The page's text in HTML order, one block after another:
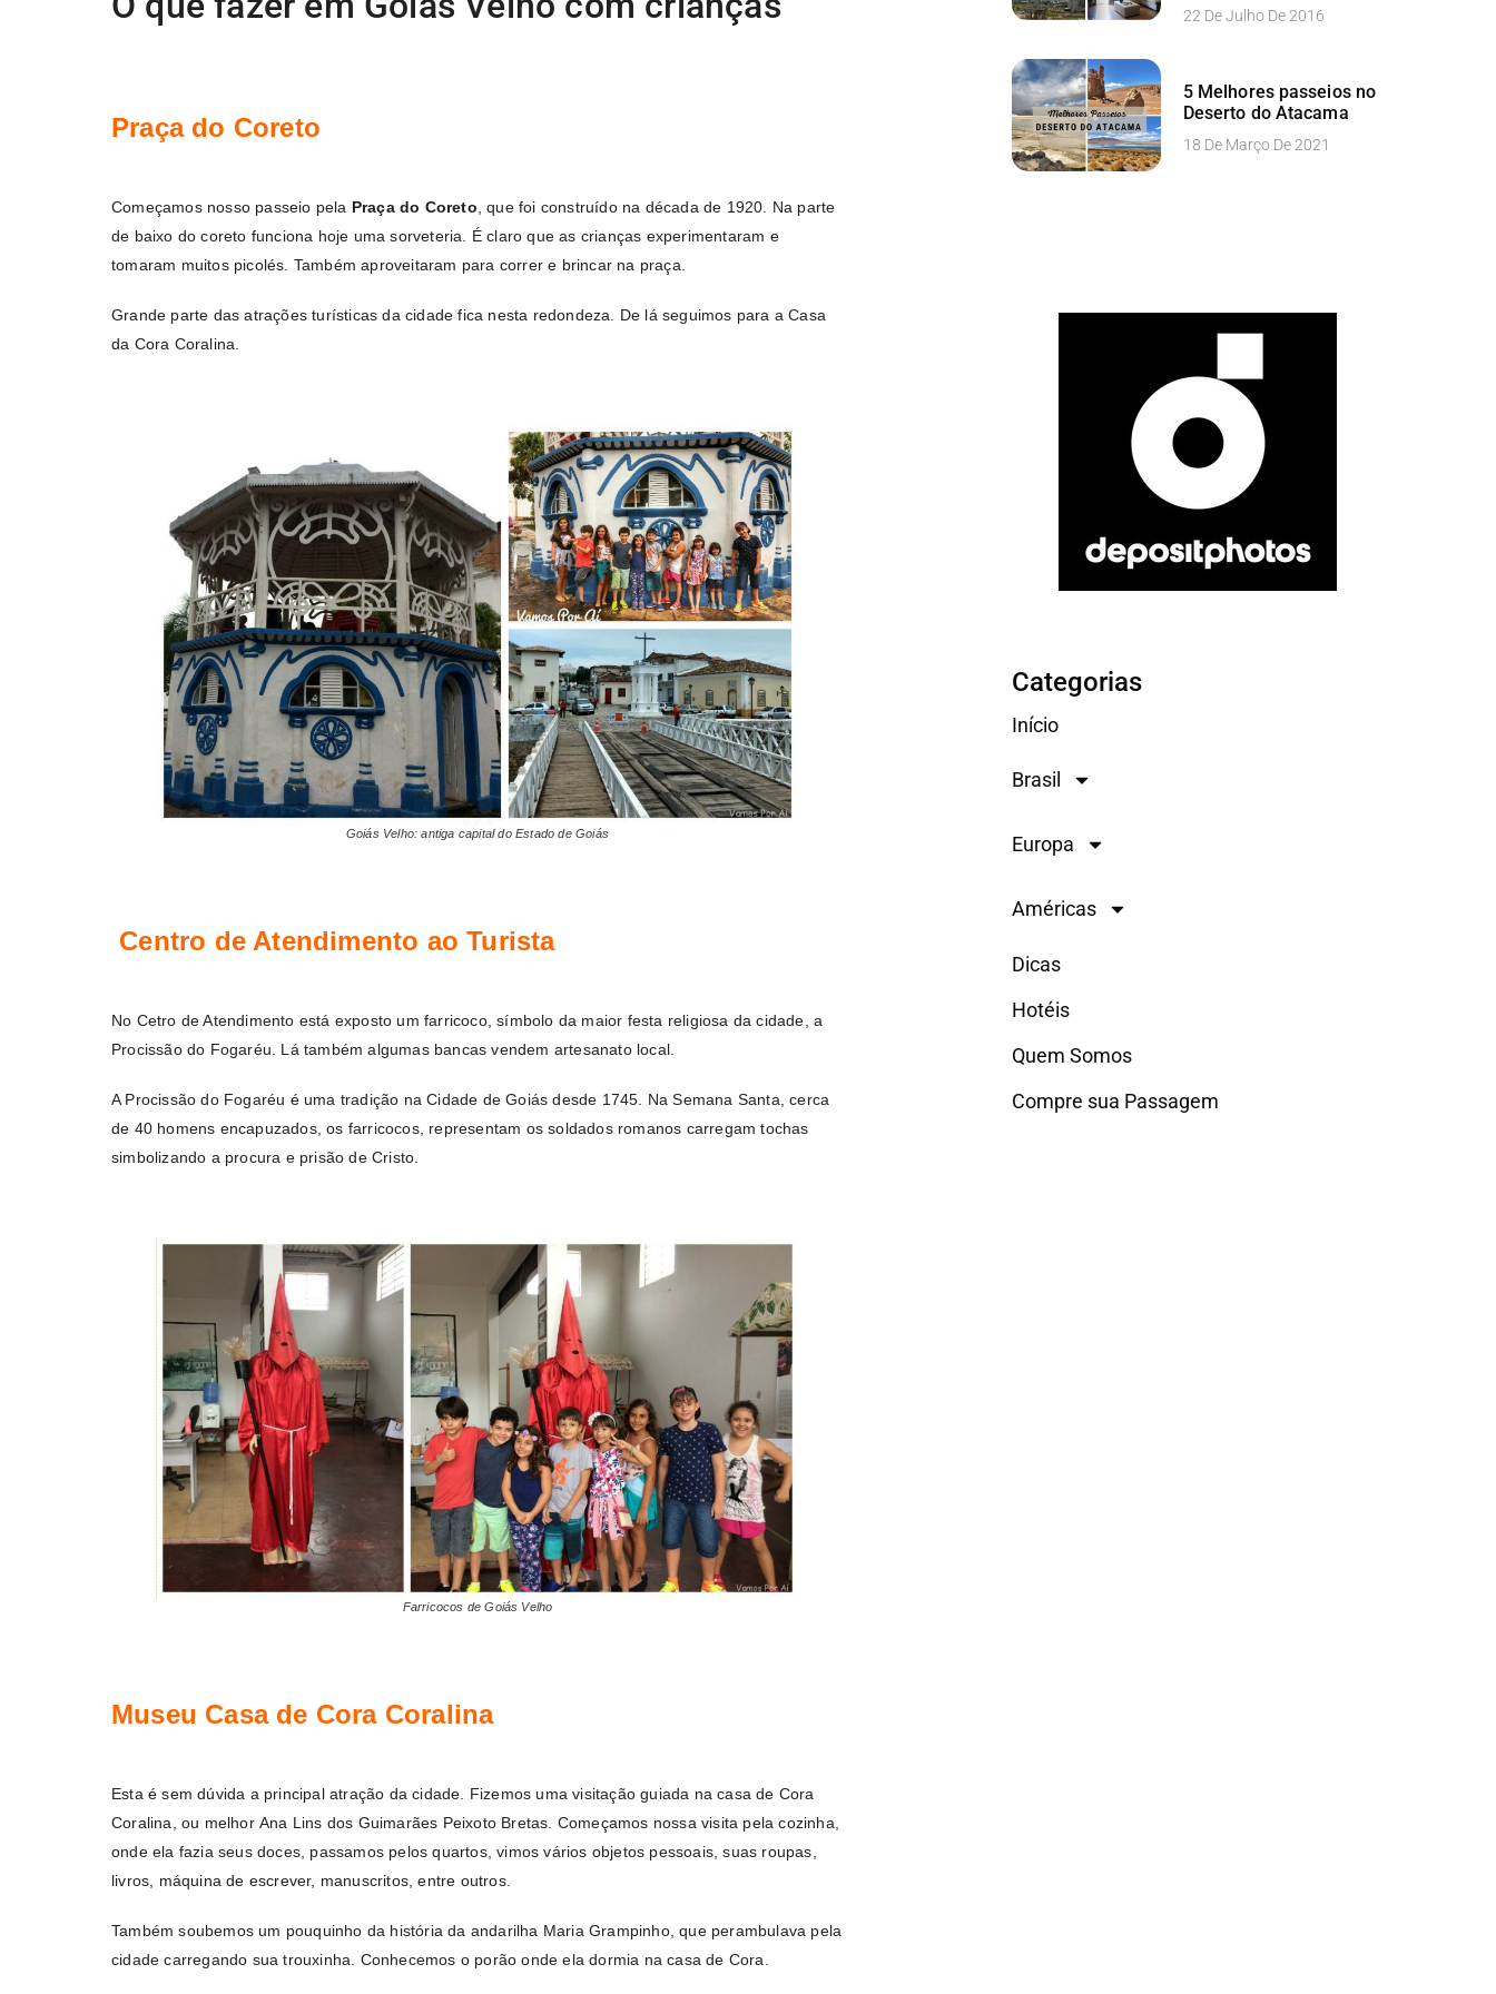
Praça do Coreto
Começamos nosso passeio pela Praça do Coreto , que foi construído na década de 1920. Na parte
de baixo do coreto funciona hoje uma sorveteria. É claro que as crianças experimentaram e
tomaram muitos picolés. Também aproveitaram para correr e brincar na praça.
Grande parte das atrações turísticas da cidade fica nesta redondeza. De lá seguimos para a Casa
da Cora Coralina.
Goiás Velho: antiga capital do Estado de Goiás
Centro de Atendimento ao Turista
No Cetro de Atendimento está exposto um farricoco, símbolo da maior festa religiosa da cidade, a
Procissão do Fogaréu. Lá também algumas bancas vendem artesanato local.
A Procissão do Fogaréu é uma tradição na Cidade de Goiás desde 1745. Na Semana Santa, cerca
de 40 homens encapuzados, os farricocos, representam os soldados romanos carregam tochas
simbolizando a procura e prisão de Cristo.
Farricocos de Goiás Velho
Museu Casa de Cora Coralina
Esta é sem dúvida a principal atração da cidade. Fizemos uma visitação guiada na casa de Cora
Coralina, ou melhor Ana Lins dos Guimarães Peixoto Bretas. Começamos nossa visita pela cozinha,
onde ela fazia seus doces, passamos pelos quartos, vimos vários objetos pessoais, suas roupas,
livros, máquina de escrever, manuscritos, entre outros.
Também soubemos um pouquinho da história da andarilha Maria Grampinho, que perambulava pela
cidade carregando sua trouxinha. Conhecemos o porão onde ela dormia na casa de Cora.
22 De Julho De 2016
5 Melhores passeios no
Deserto do Atacama
18 De Março De 2021
Categorias
Início
Brasil
Europa
Américas
Dicas
Hotéis
Quem Somos
Compre sua Passagem